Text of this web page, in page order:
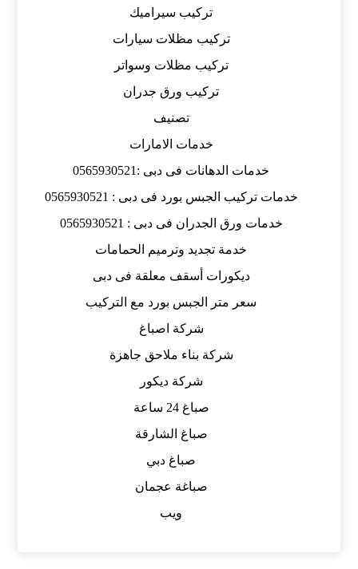
تركيب سيراميك
تركيب مظلات سيارات
تركيب مظلات وسواتر
تركيب ورق جدران
تصنيف
خدمات الامارات
خدمات الدهانات فى دبى :0565930521
خدمات تركيب الجبس بورد فى دبى : 0565930521
خدمات ورق الجدران فى دبى : 0565930521
خدمة تجديد وترميم الحمامات
ديكورات أسقف معلقة فى دبى
سعر متر الجبس بورد مع التركيب
شركة اصباغ
شركة بناء ملاحق جاهزة
شركة ديكور
صباغ 24 ساعة
صباغ الشارقة
صباغ دبي
صباغة عجمان
ويب